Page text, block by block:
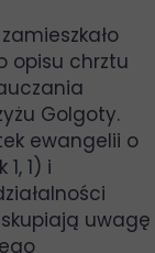
opisu chrztu
Golgoty.
ewangelii o
1) i
uwagę